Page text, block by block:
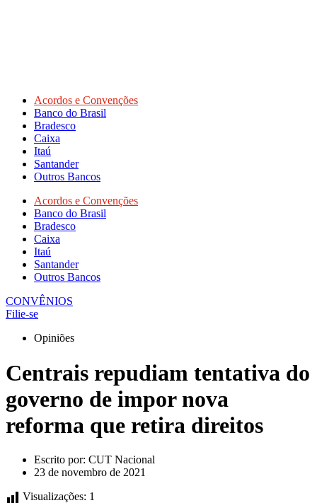
Acordos e Convenções
Banco do Brasil
Bradesco
Caixa
Itaú
Santander
Outros Bancos
Acordos e Convenções
Banco do Brasil
Bradesco
Caixa
Itaú
Santander
Outros Bancos
CONVÊNIOS
Filie-se
Opiniões
Centrais repudiam tentativa do
governo de impor nova
reforma que retira direitos
Escrito por: CUT Nacional
23 de novembro de 2021
Visualizações: 1